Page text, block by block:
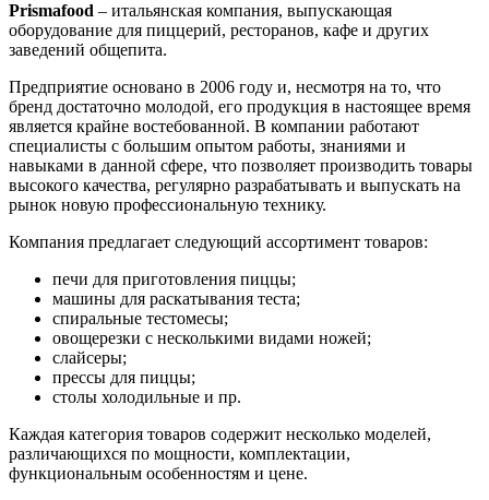
Prismafood – итальянская компания, выпускающая
оборудование для пиццерий, ресторанов, кафе и других
заведений общепита.
Предприятие основано в 2006 году и, несмотря на то, что
бренд достаточно молодой, его продукция в настоящее время
является крайне востебованной. В компании работают
специалисты с большим опытом работы, знаниями и
навыками в данной сфере, что позволяет производить товары
высокого качества, регулярно разрабатывать и выпускать на
рынок новую профессиональную технику.
Компания предлагает следующий ассортимент товаров:
печи для приготовления пиццы;
машины для раскатывания теста;
спиральные тестомесы;
овощерезки с несколькими видами ножей;
слайсеры;
прессы для пиццы;
столы холодильные и пр.
Каждая категория товаров содержит несколько моделей,
различающихся по мощности, комплектации,
функциональным особенностям и цене.